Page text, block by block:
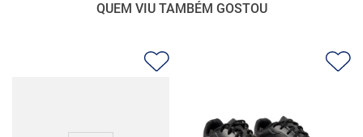
QUEM VIU TAMBÉM GOSTOU